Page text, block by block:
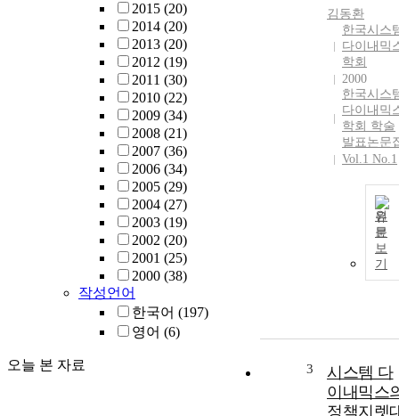
2015 (20)
2014 (20)
2013 (20)
2012 (19)
2011 (30)
2010 (22)
2009 (34)
2008 (21)
2007 (36)
2006 (34)
2005 (29)
2004 (27)
2003 (19)
2002 (20)
2001 (25)
2000 (38)
작성언어
한국어 (197)
영어 (6)
오늘 본 자료
김동환
한국시스
다이내믹
학회
2000
한국시스
다이내믹
학회 학술
발표논문
Vol.1 No.1
원
문
보
기
3
시스템 다
이내믹스
정책지렛